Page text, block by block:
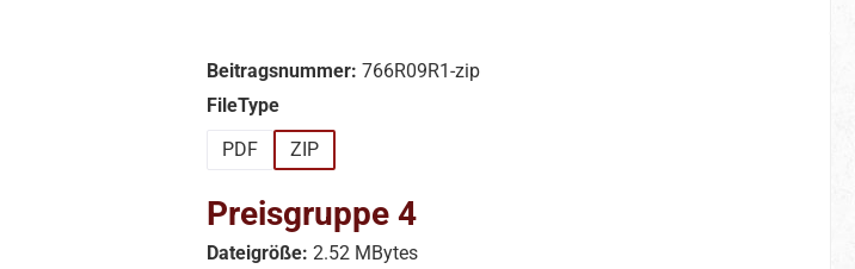
Beitragsnummer: 766R09R1-zip
FileTypeauswählen
PDF
ZIP
Preisgruppe 4
Dateigröße: 2.52 MBytes